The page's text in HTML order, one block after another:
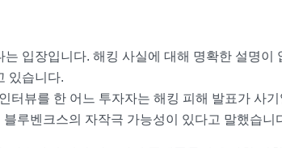
입장입니다. 해킹 사실에 대해 명확한 설명이
있습니다.
터뷰를 한 어느 투자자는 해킹 피해 발표가 사기
루벤크스의 자작극 가능성이 있다고 말했습니